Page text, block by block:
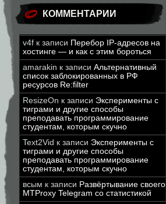
КОММЕНТАРИИ
v4f к записи Перебор IP-адресов на
хостинге — и как с этим бороться
amarakin к записи Альтернативный
список заблокированных в РФ
ресурсов Re:filter
ResizeOn к записи Эксперименты с
тиграми и другие способы
преподавать программирование
студентам, которым скучно
Text2Vid к записи Эксперименты с
тиграми и другие способы
преподавать программирование
студентам, которым скучно
всым к записи Развёртывание своего
MTProxy Telegram со статистикой